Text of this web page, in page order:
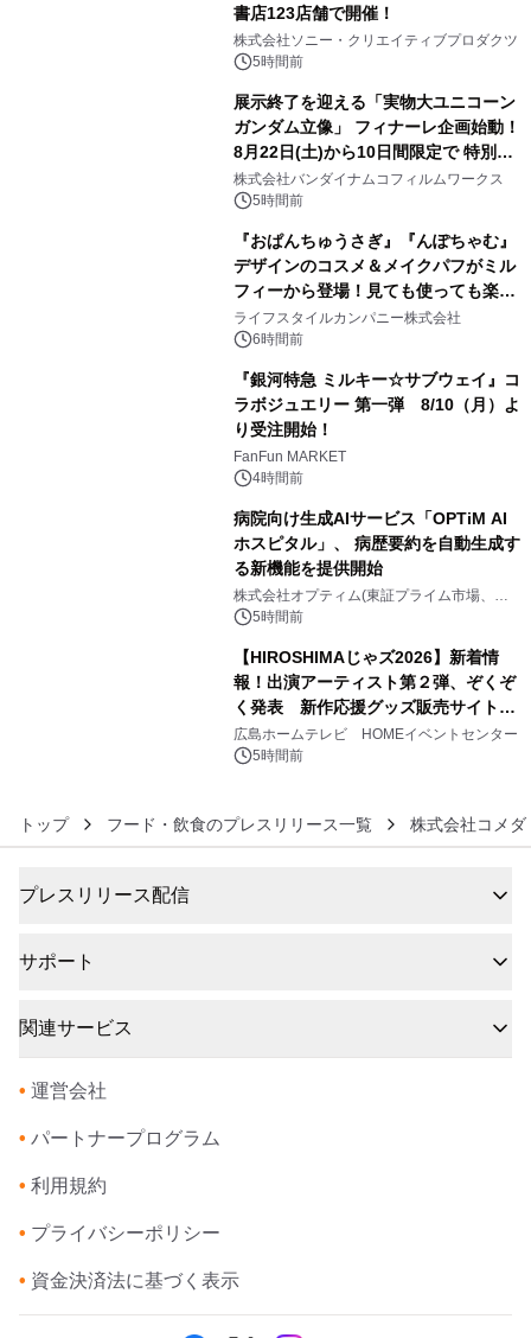
書店123店舗で開催！
株式会社ソニー・クリエイティブプロダクツ
5時間前
展示終了を迎える「実物大ユニコーン
ガンダム立像」 フィナーレ企画始動！
8月22日(土)から10日間限定で 特別映
像『UNICORN GUNDAM Statue ―
BEYOND POSSIBILITY ―』を上映！
株式会社バンダイナムコフィルムワークス
5時間前
『おぱんちゅうさぎ』『んぽちゃむ』
デザインのコスメ＆メイクパフがミル
フィーから登場！見ても使っても楽し
い、ポップでキュートなコレクショ
ン。
ライフスタイルカンパニー株式会社
6時間前
『銀河特急 ミルキー☆サブウェイ』コ
ラボジュエリー 第一弾 8/10（月）よ
り受注開始！
FanFun MARKET
4時間前
病院向け生成AIサービス「OPTiM AI
ホスピタル」、 病歴要約を自動生成す
る新機能を提供開始
株式会社オプティム(東証プライム市場、コ
ード：3694)
5時間前
【HIROSHIMAじゃズ2026】新着情
報！出演アーティスト第２弾、ぞくぞ
く発表 新作応援グッズ販売サイトも
同時オープンします！
広島ホームテレビ HOMEイベントセンター
5時間前
トップ フード・飲食のプレスリリース一覧 株式会社コメダ
プレスリリース配信
サポート
関連サービス
• 運営会社
• パートナープログラム
• 利用規約
• プライバシーポリシー
• 資金決済法に基づく表示